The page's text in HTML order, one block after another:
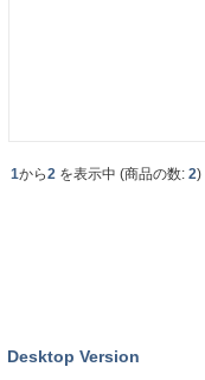
1から2 を表示中 (商品の数: 2)
Desktop Version